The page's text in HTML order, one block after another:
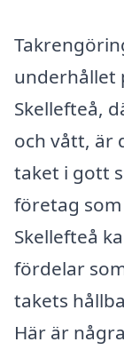
underhållet
Skellefteå,
och vått, är
taket i gott
företag
Skellefteå
fördelar
takets
Här är